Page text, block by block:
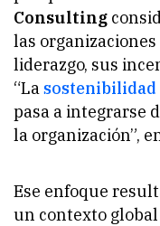
Consulting
las
liderazgo, sus
“Lasostenibilidad
pasa a integrarse
la organización”,
Ese enfoque
un contexto